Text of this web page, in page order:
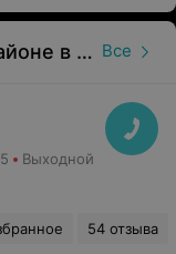
Стоматологии в Ленинском районе в Минске Все
Выходной
54 отзыва